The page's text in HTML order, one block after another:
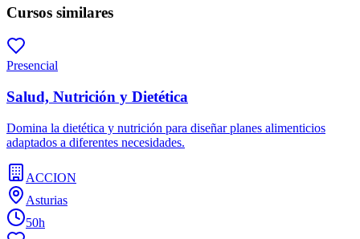
Cursos similares
Presencial
Salud, Nutrición y Dietética
Domina la dietética y nutrición para diseñar planes alimenticios
adaptados a diferentes necesidades.
ACCION
Asturias
50h